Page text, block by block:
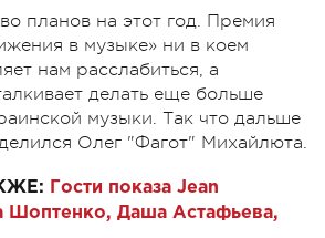
планов на этот год. Премия
в музыке» ни в коем
нам расслабиться, а
делать еще больше
музыки. Так что дальше
Олег "Фагот" Михайлюта.
Гости показа Jean
Шоптенко, Даша Астафьева,